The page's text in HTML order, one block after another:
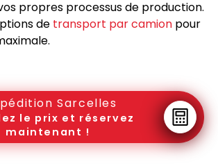
propres processus de production.
de transport par camion pour
Sarcelles
le prix et réservez
maintenant !